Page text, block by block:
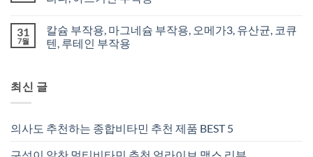
31
7월
칼슘 부작용, 마그네슘 부작용, 오메가3, 유산균, 코큐
텐, 루테인 부작용
최신 글
의사도 추천하는 종합비타민 추천 제품 BEST 5